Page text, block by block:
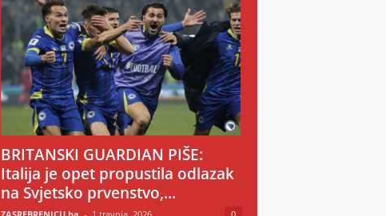
BRITANSKI GUARDIAN PIŠE:
Italija je opet propustila odlazak
na Svjetsko prvenstvo,...